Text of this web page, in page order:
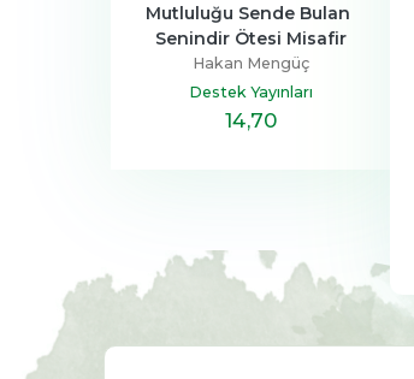
Mutluluğu Sende Bulan
Senindir Ötesi Misafir
Hakan Mengüç
Destek Yayınları
14,70